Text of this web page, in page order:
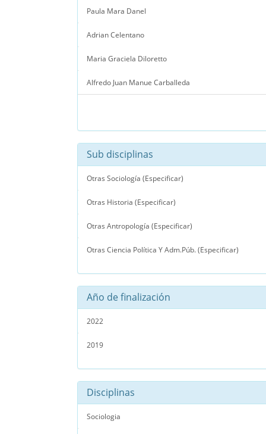
Paula Mara Danel
Adrian Celentano
Maria Graciela Diloretto
Alfredo Juan Manue Carballeda
Sub disciplinas
Otras Sociología (Especificar)
Otras Historia (Especificar)
Otras Antropología (Especificar)
Otras Ciencia Política Y Adm.Púb. (Especificar)
Año de finalización
2022
2019
Disciplinas
Sociologia